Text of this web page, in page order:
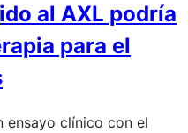
al AXL podría
para el
ensayo clínico con el